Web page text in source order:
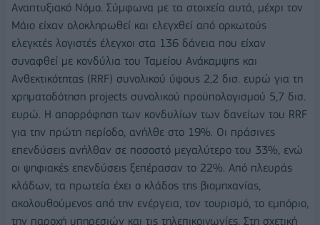
Αναπτυξιακό Νόμο. Σύμφωνα με τα στοιχεία αυτά, μέχρι τον
Μάιο είχαν ολοκληρωθεί και ελεγχθεί από ορκωτούς
ελεγκτές λογιστές έλεγχοι στα 136 δάνεια που είχαν
συναφθεί με κονδύλια του Ταμείου Ανάκαμψης και
Ανθεκτικότητας (RRF) συνολικού ύψους 2,2 δισ. ευρώ για τη
χρηματοδότηση projects συνολικού προϋπολογισμού 5,7 δισ.
ευρώ. Η απορρόφηση των κονδυλίων των δανείων του RRF
για την πρώτη περίοδο, ανήλθε στο 19%. Οι πράσινες
επενδύσεις ανήλθαν σε ποσοστό μεγαλύτερο του 33%, ενώ
οι ψηφιακές επενδύσεις ξεπέρασαν το 22%. Από πλευράς
κλάδων, τα πρωτεία έχει ο κλάδος της βιομηχανίας,
ακολουθούμενος από την ενέργεια, τον τουρισμό, το εμπόριο,
την παροχή υπηρεσιών και τις τηλεπικοινωνίες. Στη σχετική